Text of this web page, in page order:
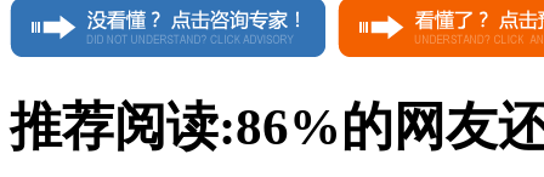
推荐阅读:86%的网友